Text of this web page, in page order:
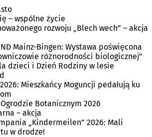
– wspólne życie
rozwoju „Blech wech” – akcja
Mainz-Bingen: Wystawa poświęcona
różnorodności biologicznej”
dzieci i Dzień Rodziny w lesie
2026: Mieszkańcy Moguncji pedałują ku
Botanicznym 2026
– akcja
„Kindermeilen” 2026: Mali
w drodze!